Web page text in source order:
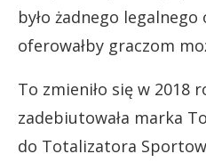
było żadnego
oferowałby graczom
To zmieniło się w 2018
zadebiutowała marka
do Totalizatora